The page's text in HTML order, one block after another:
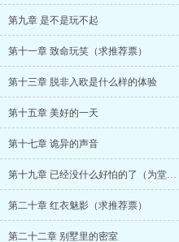
第九章 是不是玩不起
第十一章 致命玩笑（求推荐票）
第十三章 脱非入欧是什么样的体验
第十五章 美好的一天
第十七章 诡异的声音
第十九章 已经没什么好怕的了（为堂主赵紫珑加更）
第二十章 红衣魅影（求推荐票）
第二十二章 别墅里的密室